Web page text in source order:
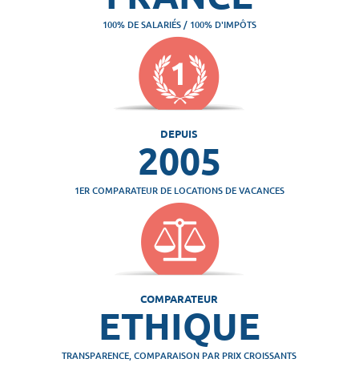
100% DE SALARIÉS / 100% D'IMPÔTS
DEPUIS
2005
1ER COMPARATEUR DE LOCATIONS DE VACANCES
COMPARATEUR
ETHIQUE
TRANSPARENCE, COMPARAISON PAR PRIX CROISSANTS